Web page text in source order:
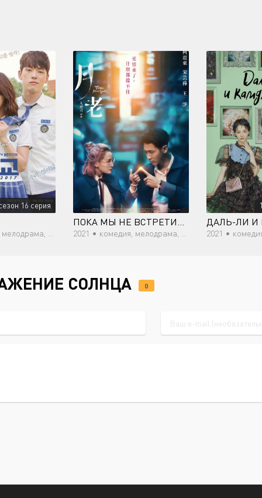
16 серия
романтика, молодость
ПОКА МЫ НЕ ВСТРЕТИМСЯ ВНОВЬ
2021 • комедия, мелодрама, фэнтези, приключения, романтика 2021 • комедия,
СОЛНЦА 0